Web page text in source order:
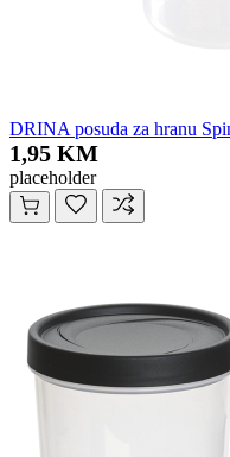
DRINA posuda za hranu
1,95 KM
placeholder